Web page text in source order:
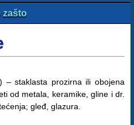
zašto
) – staklasta prozirna ili obojena
od metala, keramike, gline i dr.
gleđ, glazura.